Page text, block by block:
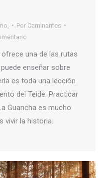
Por Caminantes
una de las rutas
enseñar sobre
es toda una lección
del Teide. Practicar
Guancha es mucho
vivir la historia.